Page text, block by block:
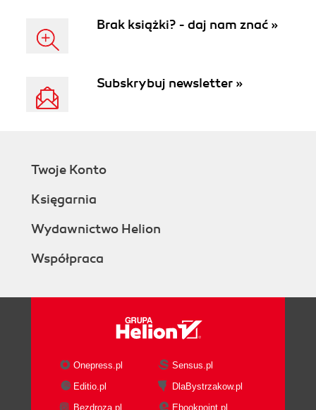
Brak książki? - daj nam znać »
Subskrybuj newsletter »
Twoje Konto
Księgarnia
Wydawnictwo Helion
Współpraca
Onepress.pl
Sensus.pl
Editio.pl
DlaBystrzakow.pl
Bezdroza.pl
Ebookpoint.pl